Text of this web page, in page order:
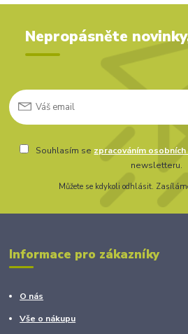
Nepropásněte
Souhlasím se zpracováním osobních
newsletteru.
Můžete se kdykoli odhlásit.
Informace pro zákazníky
O nás
Vše o nákupu